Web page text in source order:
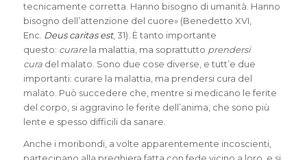
tecnicamente corretta. Hanno bisogno di umanità. Hanno
bisogno dell’attenzione del cuore» (Benedetto XVI,
Enc. Deus caritas est, 31). È tanto importante
questo: curarela malattia, ma soprattutto prendersi
curadel malato. Sono due cose diverse, e tutt’e due
importanti: curare la malattia, ma prendersi cura del
malato. Può succedere che, mentre si medicano le ferite
del corpo, si aggravino le ferite dell’anima, che sono più
lente e spesso difficili da sanare.
Anche i moribondi, a volte apparentemente incoscienti,